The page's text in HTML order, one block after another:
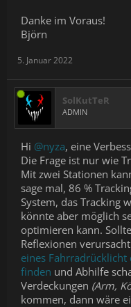
Danke im Voraus!
Björn
5. Januar 2022
SolKutTeR
ADMIN
Hi @nyza, eine
Die Frage ist nur wie
Mit zwei Stationen
sage mal, 86 %
System, das Tracking
könnte aber möglich
optimieren kann.
Reflexionen
eines
finden und Abhilfe
Verdeckungen (Arm,
kommen, dann wäre